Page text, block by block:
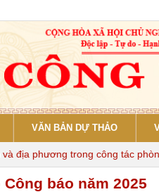
VĂN BẢN DỰ THẢO
phương trong công tác phòng
báo năm 2025